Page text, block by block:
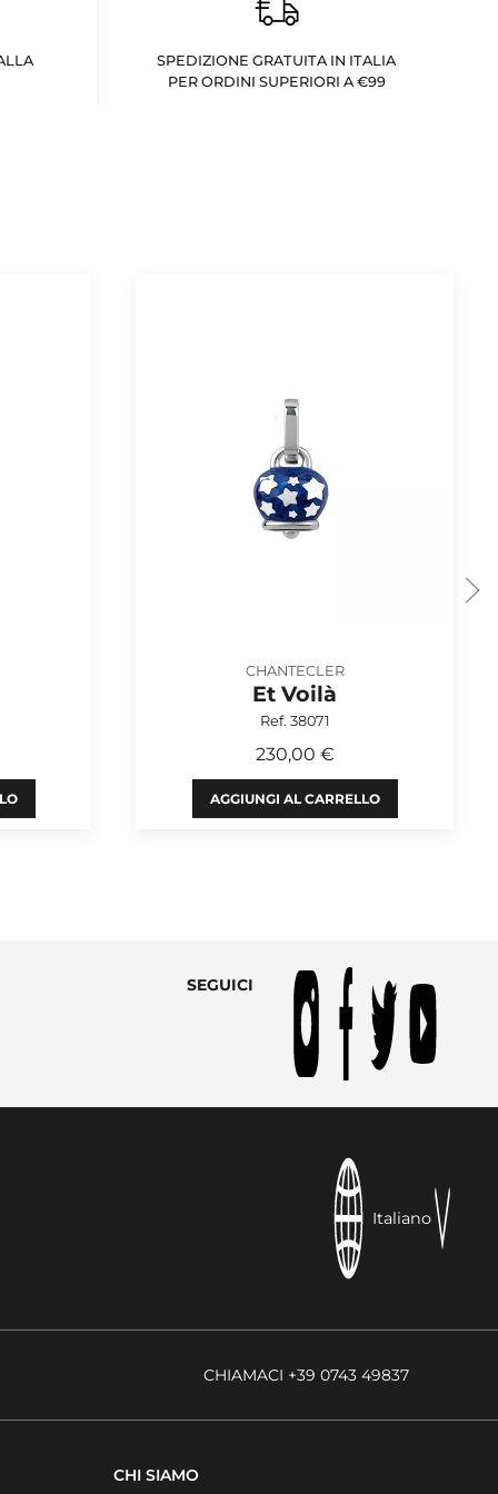
SPEDIZIONE GRATUITA IN ITALIA
PER ORDINI SUPERIORI A €99
CHANTECLER
Et Voilà
Ref. 38071
230,00 €
AGGIUNGI AL CARRELLO
SEGUICI
Italiano
CHIAMACI +39 0743 49837
CHI SIAMO